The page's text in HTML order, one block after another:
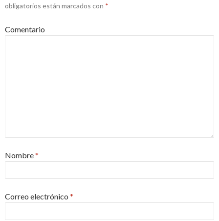
obligatorios están marcados con *
Comentario
Nombre*
Correo electrónico *